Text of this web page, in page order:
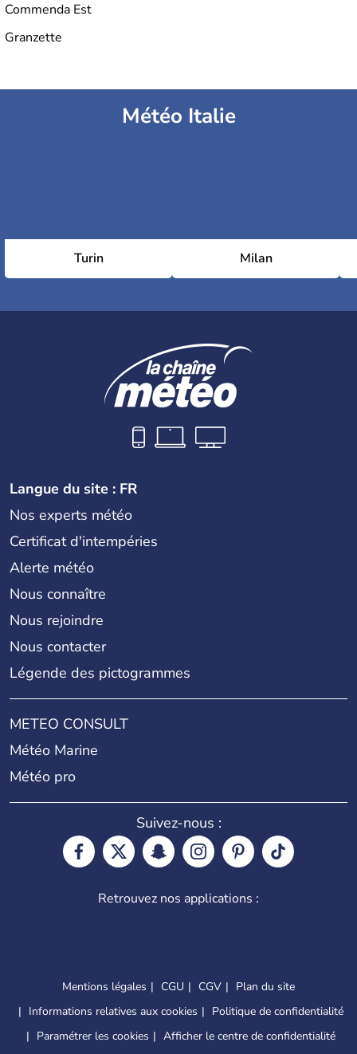
Commenda Est
Granzette
Météo Italie
Turin Milan
Langue du site : FR
Nos experts météo
Certificat d'intempéries
Alerte météo
Nous connaître
Nous rejoindre
Nous contacter
Légende des pictogrammes
METEO CONSULT
Météo Marine
Météo pro
Suivez-nous :
Retrouvez nos applications :
Mentions légales CGU CGV
Plan du site
Informations relatives aux cookies
Politique de confidentialité
Paramétrer les cookies
Afficher le centre de confidentialité